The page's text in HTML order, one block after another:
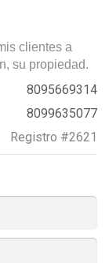
clientes a
su propiedad.
8095669314
8099635077
Registro #2621